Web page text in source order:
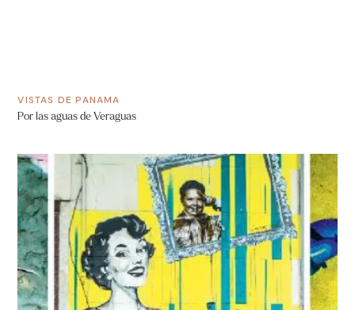
VISTAS DE PANAMA
Por las aguas de Veraguas